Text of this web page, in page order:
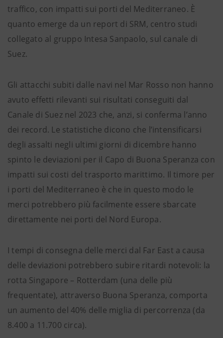
traffico, con impatti sui porti del Mediterraneo. È
quanto emerge da un report di SRM, centro studi
collegato al gruppo Intesa Sanpaolo, sul canale di
Suez.
Gli attacchi subiti dalle navi nel Mar Rosso non hanno
avuto effetti rilevanti sui risultati conseguiti dal
Canale di Suez nel 2023 che, anzi, si conferma l’anno
dei record. Le statistiche dicono che l’intensificarsi
degli assalti negli ultimi giorni di dicembre hanno
spinto le deviazioni per il Capo di Buona Speranza con
impatti sui costi del trasporto marittimo. Il timore per
i porti del Mediterraneo è che in questo modo le
merci potrebbero più facilmente essere sbarcate
direttamente nei porti del Nord Europa.
I tempi di consegna delle merci dal Far East a causa
delle deviazioni potrebbero subire ritardi notevoli: la
rotta Singapore – Rotterdam (una delle più
frequentate), attraverso Buona Speranza, comporta
un aumento del 40% delle miglia di percorrenza (da
8.400 a 11.700 circa).